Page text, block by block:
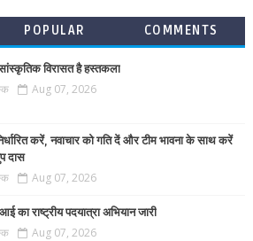
POPULAR COMMENTS
सांस्कृतिक विरासत है हस्तकला
Aug 07, 2026
करें, नवाचार को गति दें और टीम भावना के साथ करें
दास
Aug 07, 2026
का राष्ट्रीय पदयात्रा अभियान जारी
Aug 07, 2026